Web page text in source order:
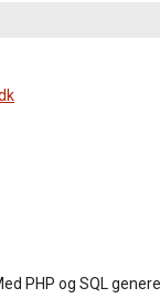
PHP og SQL